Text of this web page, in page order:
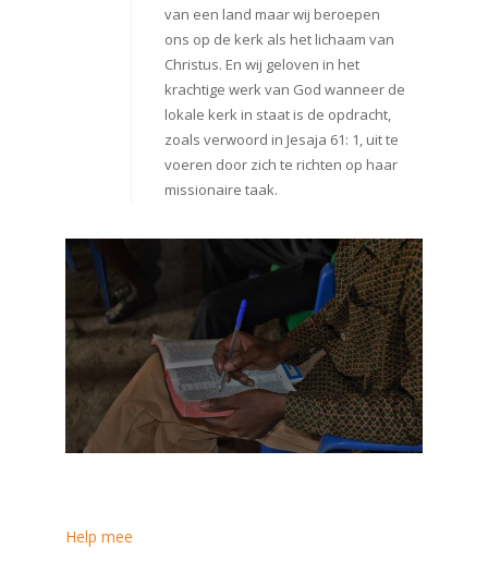
van een land maar wij beroepen
ons op de kerk als het lichaam van
Christus. En wij geloven in het
krachtige werk van God wanneer de
lokale kerk in staat is de opdracht,
zoals verwoord in Jesaja 61: 1, uit te
voeren door zich te richten op haar
missionaire taak.
Help mee